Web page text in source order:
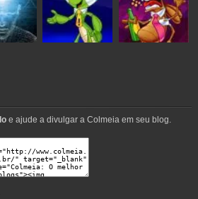
e ajude a divulgar a Colmeia em seu blog.